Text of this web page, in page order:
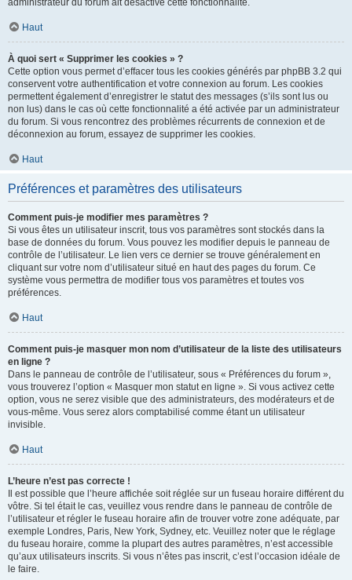
administrateur du forum ait désactivé cette fonctionnalité.
Haut
À quoi sert « Supprimer les cookies » ?
Cette option vous permet d’effacer tous les cookies générés par phpBB 3.2 qui
conservent votre authentification et votre connexion au forum. Les cookies
permettent également d’enregistrer le statut des messages (s’ils sont lus ou
non lus) dans le cas où cette fonctionnalité a été activée par un administrateur
du forum. Si vous rencontrez des problèmes récurrents de connexion et de
déconnexion au forum, essayez de supprimer les cookies.
Haut
Préférences et paramètres des utilisateurs
Comment puis-je modifier mes paramètres ?
Si vous êtes un utilisateur inscrit, tous vos paramètres sont stockés dans la
base de données du forum. Vous pouvez les modifier depuis le panneau de
contrôle de l’utilisateur. Le lien vers ce dernier se trouve généralement en
cliquant sur votre nom d’utilisateur situé en haut des pages du forum. Ce
système vous permettra de modifier tous vos paramètres et toutes vos
préférences.
Haut
Comment puis-je masquer mon nom d’utilisateur de la liste des utilisateurs
en ligne ?
Dans le panneau de contrôle de l’utilisateur, sous « Préférences du forum »,
vous trouverez l’option « Masquer mon statut en ligne ». Si vous activez cette
option, vous ne serez visible que des administrateurs, des modérateurs et de
vous-même. Vous serez alors comptabilisé comme étant un utilisateur
invisible.
Haut
L’heure n’est pas correcte !
Il est possible que l’heure affichée soit réglée sur un fuseau horaire différent du
vôtre. Si tel était le cas, veuillez vous rendre dans le panneau de contrôle de
l’utilisateur et régler le fuseau horaire afin de trouver votre zone adéquate, par
exemple Londres, Paris, New York, Sydney, etc. Veuillez noter que le réglage
du fuseau horaire, comme la plupart des autres paramètres, n’est accessible
qu’aux utilisateurs inscrits. Si vous n’êtes pas inscrit, c’est l’occasion idéale de
le faire.